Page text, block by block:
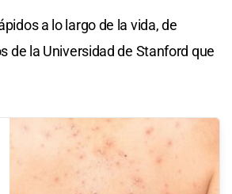
a lo largo de la vida, de
de la Universidad de Stanford que